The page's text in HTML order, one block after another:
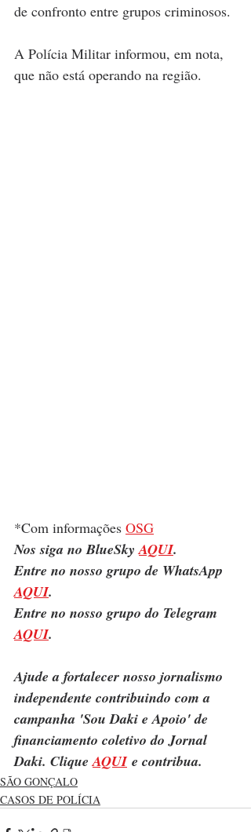
de confronto entre grupos criminosos.
A Polícia Militar informou, em nota,
que não está operando na região.
*Com informações OSG
Nos siga no BlueSky AQUI.
Entre no nosso grupo de WhatsApp
AQUI.
Entre no nosso grupo do Telegram
AQUI.
Ajude a fortalecer nosso jornalismo
independente contribuindo com a
campanha 'Sou Daki e Apoio' de
financiamento coletivo do Jornal
Daki. Clique AQUI e contribua.
SÃO GONÇALO
CASOS DE POLÍCIA